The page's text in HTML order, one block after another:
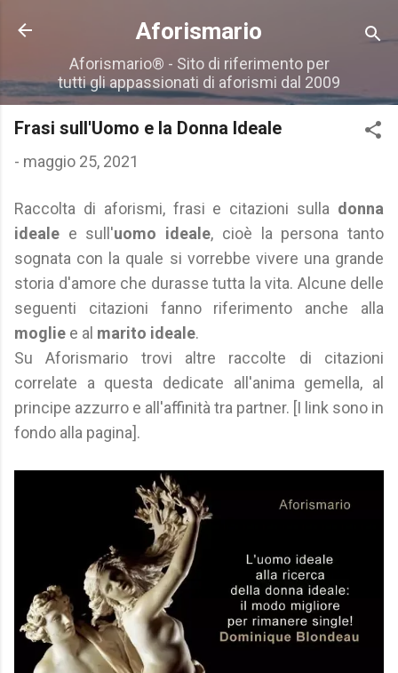
Passa ai contenuti principali
Aforismario
Aforismario® - Sito di riferimento per
tutti gli appassionati di aforismi dal 2009
Frasi sull'Uomo e la Donna Ideale
- maggio 25, 2021
Raccolta di aforismi, frasi e citazioni sulla donna
ideale e sull'uomo ideale, cioè la persona tanto
sognata con la quale si vorrebbe vivere una grande
storia d'amore che durasse tutta la vita. Alcune delle
seguenti citazioni fanno riferimento anche alla
moglie e al marito ideale.
Su Aforismario trovi altre raccolte di citazioni
correlate a questa dedicate all'anima gemella, al
principe azzurro e all'affinità tra partner. [I link sono in
fondo alla pagina].